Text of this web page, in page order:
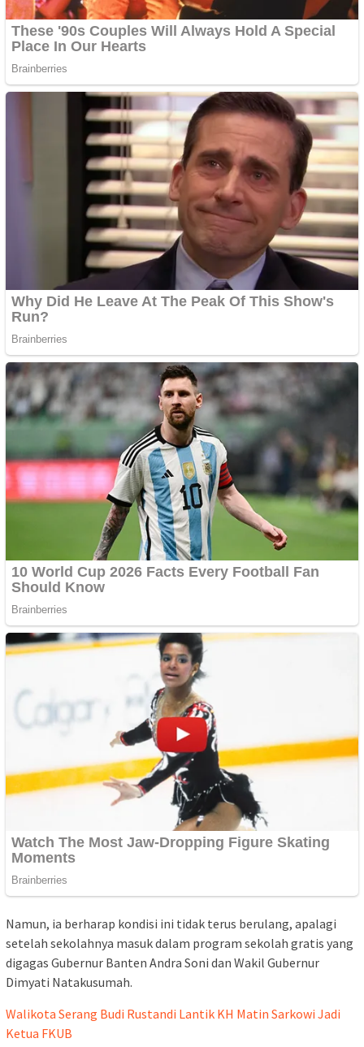
Namun, ia berharap kondisi ini tidak terus berulang, apalagi
setelah sekolahnya masuk dalam program sekolah gratis yang
digagas Gubernur Banten Andra Soni dan Wakil Gubernur
Dimyati Natakusumah.
Walikota Serang Budi Rustandi Lantik KH Matin Sarkowi Jadi
Ketua FKUB